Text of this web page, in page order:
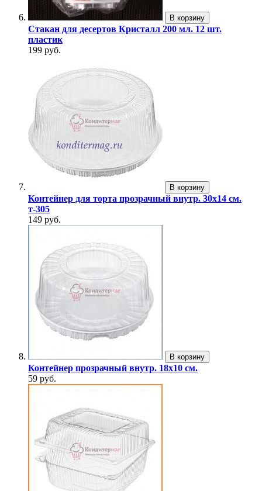
В корзину
Стакан для десертов Кристалл 200 мл. 12 шт.
пластик
199 руб.
В корзину
Контейнер для торта прозрачный внутр. 30х14 см.
т-305
149 руб.
В корзину
Контейнер прозрачный внутр. 18х10 см.
59 руб.